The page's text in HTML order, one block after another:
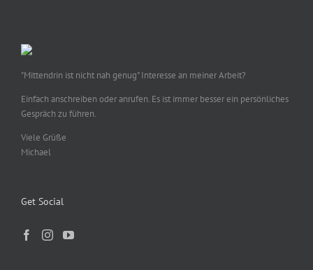
"Mittendrin ist nicht nah genug" Interesse an meiner Arbeit?
Einfach anschreiben oder anrufen. Es ist immer besser ein persönliches
Gespräch zu führen.
Viele Grüße
Michael
Get Social